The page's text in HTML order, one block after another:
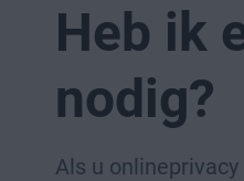
Heb ik
nodig?
Als u